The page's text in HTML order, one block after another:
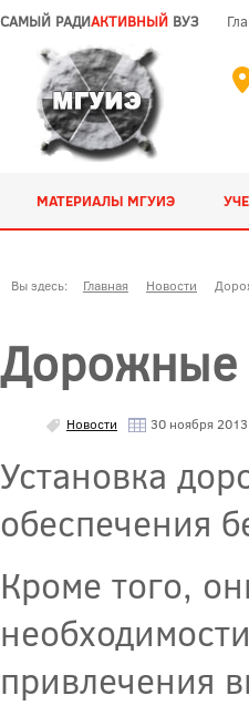
САМЫЙ РАДИАКТИВНЫЙ ВУЗ
МАТЕРИАЛЫ МГУИЭ
Вы здесь: Главная Новости
Дорожные
Новости 30 ноября 2013
Установка
обеспечения
Кроме того,
привлечения